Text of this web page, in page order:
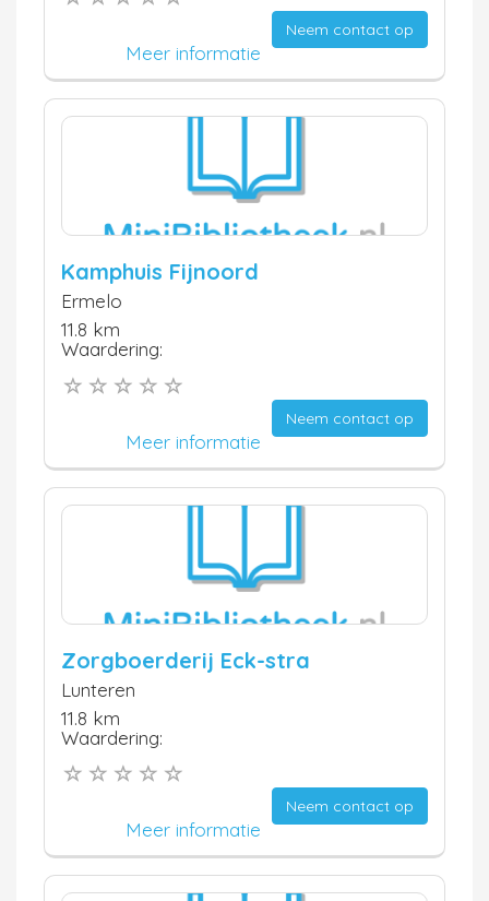
Neem contact op
Meer informatie
Kamphuis Fijnoord
Ermelo
11.8 km
Waardering:
Neem contact op
Meer informatie
Zorgboerderij Eck-stra
Lunteren
11.8 km
Waardering:
Neem contact op
Meer informatie